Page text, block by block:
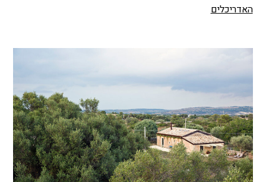
האדריכלים